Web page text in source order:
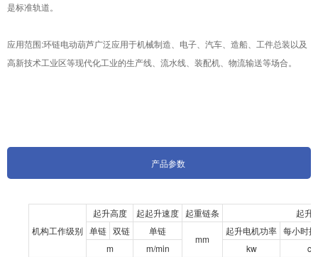
是标准轨道。
应用范围:环链电动葫芦广泛应用于机械制造、电子、汽车、造船、工件总装以及
高新技术工业区等现代化工业的生产线、流水线、装配机、物流输送等场合。
产品参数
机构工作级别
起升高度 起起升速度 起重链条
起升
单链 双链 单链
mm
起升电机功率 每小时
m
m/min kw c/h